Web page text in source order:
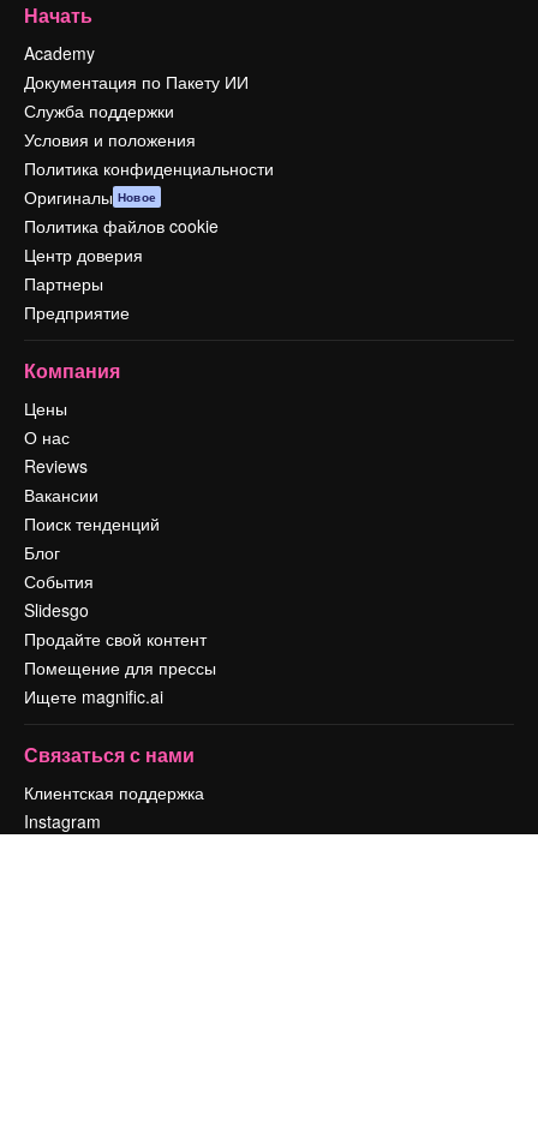
Начать
Academy
Документация по Пакету ИИ
Служба поддержки
Условия и положения
Политика конфиденциальности
Оригиналы Новое
Политика файлов cookie
Центр доверия
Партнеры
Предприятие
Компания
Цены
О нас
Reviews
Вакансии
Поиск тенденций
Блог
События
Slidesgo
Продайте свой контент
Помещение для прессы
Ищете magnific.ai
Связаться с нами
Клиентская поддержка
Instagram